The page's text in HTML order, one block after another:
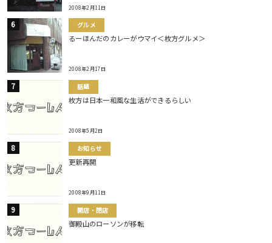
2008年2月11日
グルメ
るーほんだのカレーがウマイ＜枚方グルメ＞
2008年2月17日
話題
枚方は日本一和風な生活ができるらしい
2008年5月2日
お知らせ
更新再開
2008年9月11日
開店・閉店
御殿山のローソンが移転